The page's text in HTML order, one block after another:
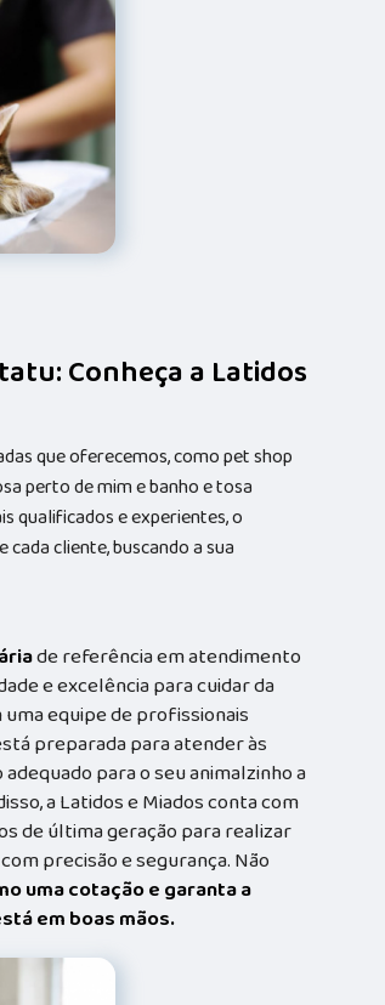
Conheça a Latidos
que oferecemos, como pet shop
perto de mim e banho e tosa
qualificados e experientes, o
cliente, buscando a sua
de referência em atendimento
e excelência para cuidar da
equipe de profissionais
preparada para atender às
para o seu animalzinho a
a Latidos e Miados conta com
de última geração para realizar
precisão e segurança. Não
uma cotação e garanta a
em boas mãos.